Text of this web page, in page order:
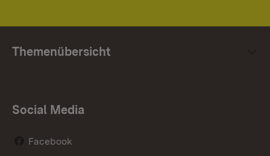
Themenübersicht
Social Media
Facebook